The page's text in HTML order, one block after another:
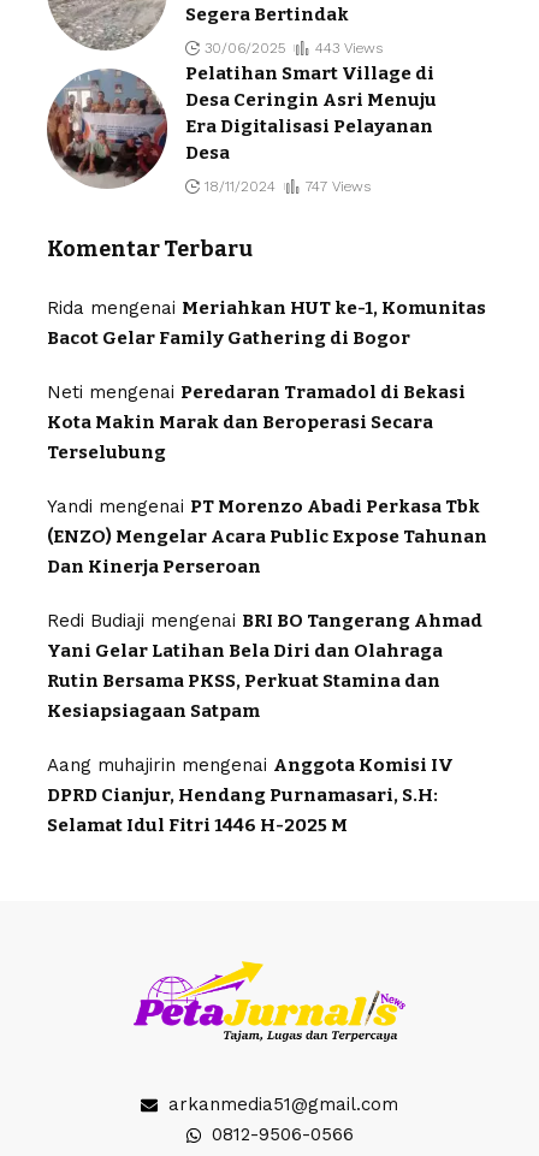
Segera Bertindak
30/06/2025 443 Views
Pelatihan Smart Village di
Desa Ceringin Asri Menuju
Era Digitalisasi Pelayanan
Desa
18/11/2024 747 Views
Komentar Terbaru
Rida mengenai Meriahkan HUT ke-1, Komunitas
Bacot Gelar Family Gathering di Bogor
Neti mengenai Peredaran Tramadol di Bekasi
Kota Makin Marak dan Beroperasi Secara
Terselubung
Yandi mengenai PT Morenzo Abadi Perkasa Tbk
(ENZO) Mengelar Acara Public Expose Tahunan
Dan Kinerja Perseroan
Redi Budiaji mengenai BRI BO Tangerang Ahmad
Yani Gelar Latihan Bela Diri dan Olahraga
Rutin Bersama PKSS, Perkuat Stamina dan
Kesiapsiagaan Satpam
Aang muhajirin mengenai Anggota Komisi IV
DPRD Cianjur, Hendang Purnamasari, S.H:
Selamat Idul Fitri 1446 H-2025 M
arkanmedia51@gmail.com
0812-9506-0566